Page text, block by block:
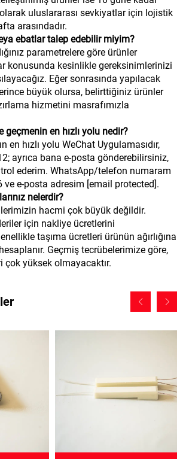
uluslararası sevkiyatlar için lojistik
arasındadır.
ebatlar talep edebilir miyim?
parametrelere göre ürünler
konusunda kesinlikle gereksinimlerinizi
Eğer sonrasında yapılacak
büyük olursa, belirttiğiniz ürünler
hizmetini masrafımızla
en hızlı yolu nedir?
en hızlı yolu WeChat Uygulamasıdır,
ayrıca bana e-posta gönderebilirsiniz,
ederim. WhatsApp/telefon numaram
e-posta adresim [email protected].
nelerdir?
hacmi çok büyük değildir.
için nakliye ücretlerini
taşıma ücretleri ürünün ağırlığına
Geçmiş tecrübelerimize göre,
çok yüksek olmayacaktır.